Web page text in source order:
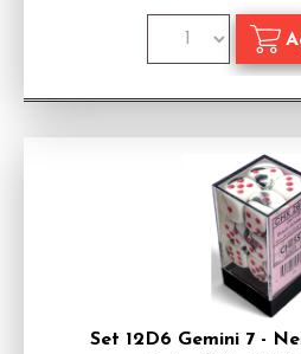
Set 12D6 Gemini 7 -